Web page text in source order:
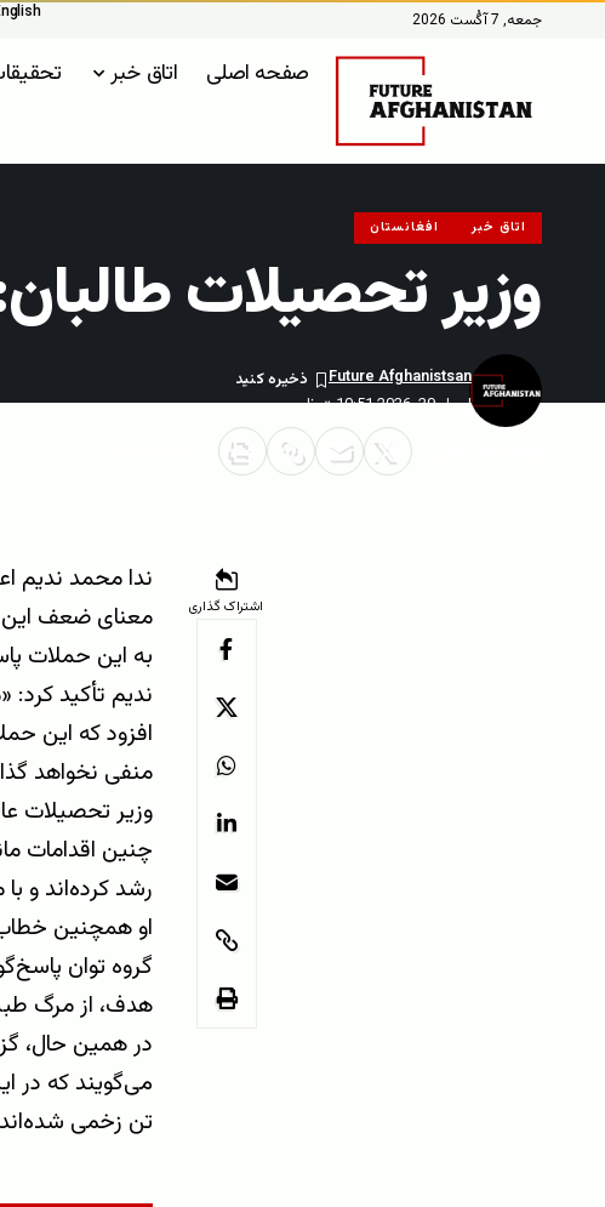
جمعه, 7 آگُست 2026
صفحه اصلی اتاق خبر
اتاق خبر افغانستان
وزیر تحصیلات
اپریل 29, 2026 10:51 ق.ظ
Future Afghanistsan
اشتراک گذاری
ندا محمد ندیم
معنای ضعف این
به این حملات
ندیم تأکید
افزود که این
منفی نخواهد
وزیر تحصیلات
چنین اقدامات
رشد کرده‌اند و
او همچنین خطاب
گروه توان
هدف، از مرگ
در همین حال،
می‌گویند که در
تن زخمی